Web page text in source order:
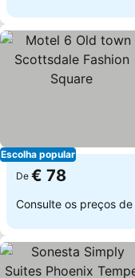
Escolha popular
De € 78
Consulte os preços de